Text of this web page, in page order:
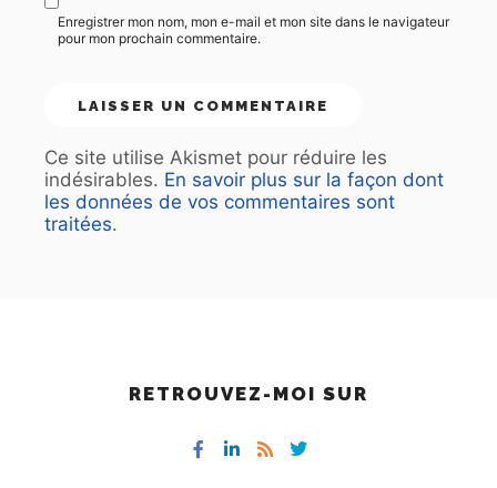
Enregistrer mon nom, mon e-mail et mon site dans le navigateur
pour mon prochain commentaire.
Ce site utilise Akismet pour réduire les
indésirables. En savoir plus sur la façon dont
les données de vos commentaires sont
traitées.
RETROUVEZ-MOI SUR